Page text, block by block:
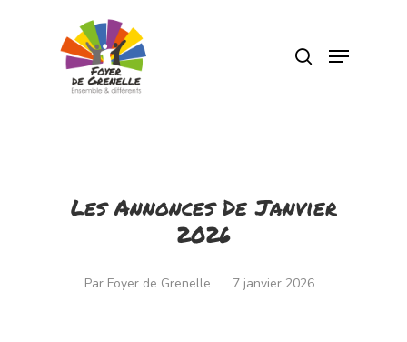
Pressez Entrée pour rechercher ou Echap
Les Annonces De Janvier
2026
Par Foyer de Grenelle 7 janvier 2026